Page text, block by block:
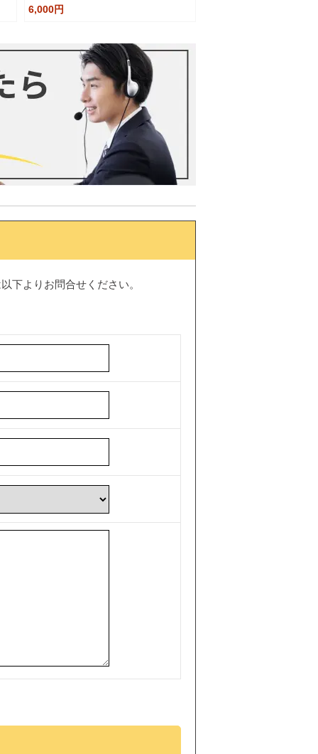
6,000円
下よりお問合せください。